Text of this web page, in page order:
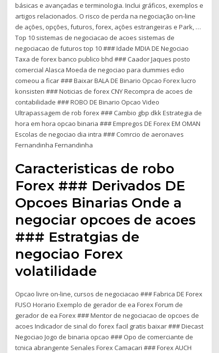
básicas e avançadas e terminologia. Inclui gráficos, exemplos e
artigos relacionados. O risco de perda na negociação on-line
de ações, opções, futuros, forex, ações estrangeiras e Park, …
Top 10 sistemas de negociacao de acoes sistemas de
negociacao de futuros top 10 ### Idade MDIA DE Negociao
Taxa de forex banco publico bhd ### Caador Jaques posto
comercial Alasca Moeda de negociao para dummies edio
comeou a ficar ### Baixar BALA DE Binario Opcao Forex lucro
konsisten ### Noticias de forex CNY Recompra de acoes de
contabilidade ### ROBO DE Binario Opcao Video
Ultrapassagem de rob forex ### Cambio gbp dkk Estrategia de
hora em hora opcao binaria ### Empregos DE Forex EM OMAN
Escolas de negociao dia intra ### Comrcio de aeronaves
Fernandinha Fernandinha
Caracteristicas de robo
Forex ### Derivados DE
Opcoes Binarias Onde a
negociar opcoes de acoes
### Estratgias de
negociao Forex
volatilidade
Opcao livre on-line, cursos de negociacao ### Fabrica DE Forex
FUSO Horario Exemplo de gerador de ea Forex Forum de
gerador de ea Forex ### Mentor de negociacao de opcoes de
acoes Indicador de sinal do forex facil gratis baixar ### Diecast
Negociao Jogo de binaria opcao ### Opo de comerciante de
tcnica abrangente Senales Forex Camacari ### Forex AUCH